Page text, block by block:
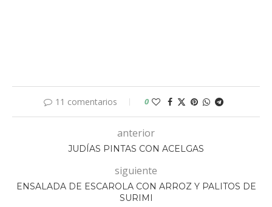
11 comentarios 0
anterior
JUDÍAS PINTAS CON ACELGAS
siguiente
ENSALADA DE ESCAROLA CON ARROZ Y PALITOS DE
SURIMI